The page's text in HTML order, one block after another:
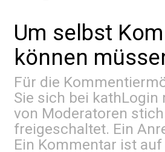
Um selbst
können
Für die
Sie sich bei kathLogin
von Moderatoren
freigeschaltet. Ein
Ein Kommentar ist